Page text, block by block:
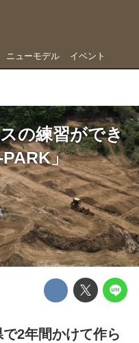
ニューモデル イベント
の練習ができ
」
2年間かけて作ら